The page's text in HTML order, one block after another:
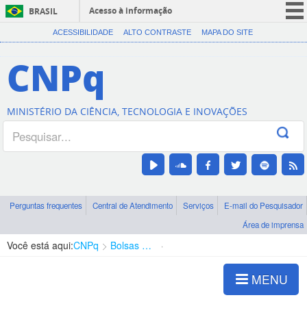
BRASIL
Acesso à informação
CORONAVÍRUS (COVID-19)
Canais
ACESSIBILIDADE ALTO CONTRASTE MAPA DO SITE
CNPq
MINISTÉRIO DA CIÊNCIA, TECNOLOGIA E INOVAÇÕES
Perguntas frequentes Central de Atendimento Serviços
E-mail do Pesquisador
Área de imprensa
Você está aqui:CNPq Bolsas e Auxílios Vigentes
MENU